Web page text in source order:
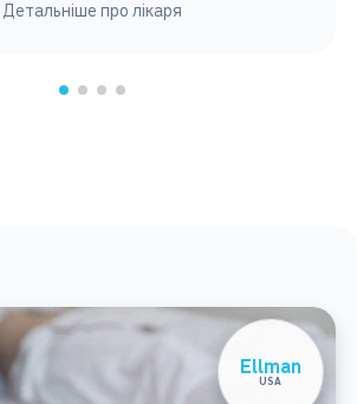
Детальніше про лікаря
Ellman
USA